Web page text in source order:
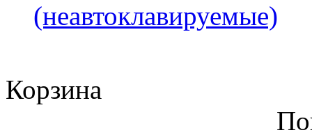
(неавтоклавируемые)
Корзина